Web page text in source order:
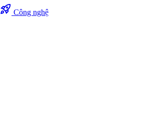
rocket_launch Công nghệ